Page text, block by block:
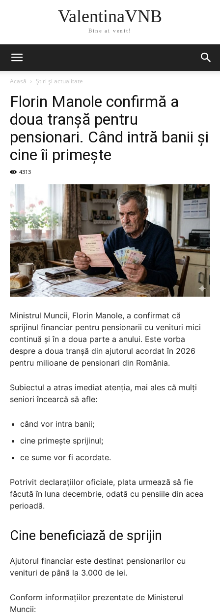
ValentinaVNB
Bine ai venit!
Acasă Știri și actualitate
Florin Manole confirmă a
doua tranșă pentru
pensionari. Când intră banii și
cine îi primește
4313
Ministrul Muncii, Florin Manole, a confirmat că
sprijinul financiar pentru pensionarii cu venituri mici
continuă și în a doua parte a anului. Este vorba
despre a doua tranșă din ajutorul acordat în 2026
pentru milioane de pensionari din România.
Subiectul a atras imediat atenția, mai ales că mulți
seniori încearcă să afle:
când vor intra banii;
cine primește sprijinul;
ce sume vor fi acordate.
Potrivit declarațiilor oficiale, plata urmează să fie
făcută în luna decembrie, odată cu pensiile din acea
perioadă.
Cine beneficiază de sprijin
Ajutorul financiar este destinat pensionarilor cu
venituri de până la 3.000 de lei.
Conform informațiilor prezentate de Ministerul
Muncii: